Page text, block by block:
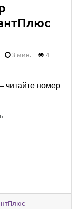
3 мин. 4
читайте номер